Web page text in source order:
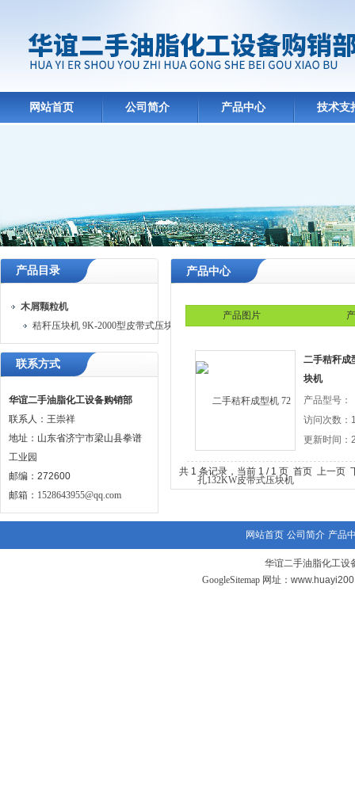
网站首页 公司简介 产品中心 技术支
产品目录
木屑颗粒机
秸秆压块机 9K-2000型皮带式压块机
联系方式
华谊二手油脂化工设备购销部
联系人：王崇祥
地址：山东省济宁市梁山县拳谱
工业园
邮编：272600
邮箱： 1528643955@qq.com
产品中心
产品图片
二手秸秆成
块机
产品型号：
访问次数：
更新时间：
共 1 条记录，当前 1 / 1 页 首页 上一页
网站首页 公司简介 产品
华谊二手油脂化工设
GoogleSitemap 网址：